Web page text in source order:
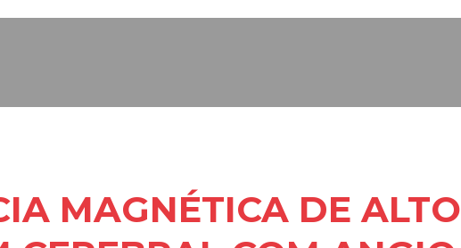
MAGNÉTICA DE ALTO